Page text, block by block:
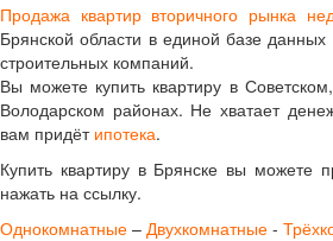
Продажа квартир вторичного рынка
Брянской области в единой базе данных
строительных компаний.
Вы можете купить квартиру в
Володарском районах. Не хватает
вам придёт ипотека.
Купить квартиру в Брянске вы можете
нажать на ссылку.
Однокомнатные – Двухкомнатные -